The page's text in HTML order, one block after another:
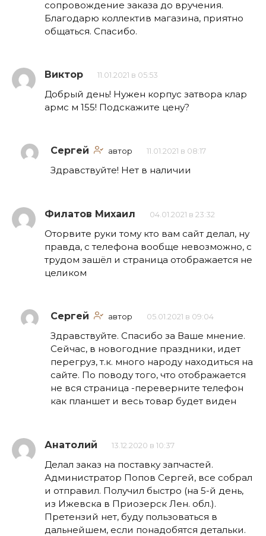
сопровождение заказа до вручения.
Благодарю коллектив магазина, приятно
общаться. Спасибо.
Виктор 11.01.2021 в 05:53
Добрый день! Нужен корпус затвора клар
армс м 155! Подскажите цену?
Сергей автор 11.01.2021 в 08:17
Здравствуйте! Нет в наличии
Филатов Михаил 04.01.2021 в 23:32
Оторвите руки тому кто вам сайт делал, ну
правда, с телефона вообще невозможно, с
трудом зашёл и страница отображается не
целиком
Сергей автор 05.01.2021 в 09:04
Здравствуйте. Спасибо за Ваше мнение.
Сейчас, в новогодние праздники, идет
перегруз, т.к. много народу находиться на
сайте. По поводу того, что отображается
не вся страница -переверните телефон
как планшет и весь товар будет виден
Анатолий 13.12.2020 в 10:37
Делал заказ на поставку запчастей.
Администратор Попов Сергей, все собрал
и отправил. Получил быстро (на 5-й день,
из Ижевска в Приозерск Лен. обл.).
Претензий нет, буду пользоваться в
дальнейшем, если понадобятся детальки.